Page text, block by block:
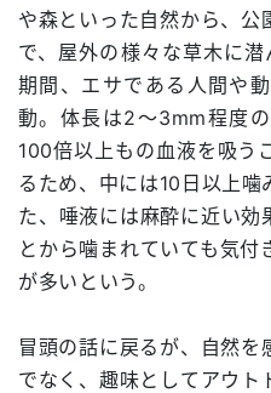
や森といった自然から、公
で、屋外の様々な草木に
期間、エサである人間や
動。体長は2～3mm程度
100倍以上もの血液を吸う
るため、中には10日以上
た、唾液には麻酔に近い効
とから噛まれていても気付
が多いという。
冒頭の話に戻るが、自然を
でなく、趣味としてアウト